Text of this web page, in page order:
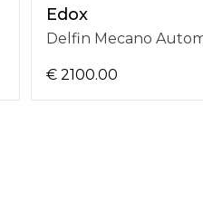
Edox
€ 2100.00